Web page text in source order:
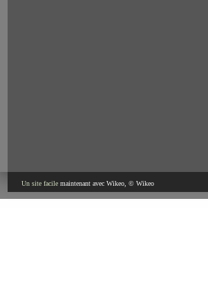
Un site facile maintenant avec Wikeo, © Wikeo